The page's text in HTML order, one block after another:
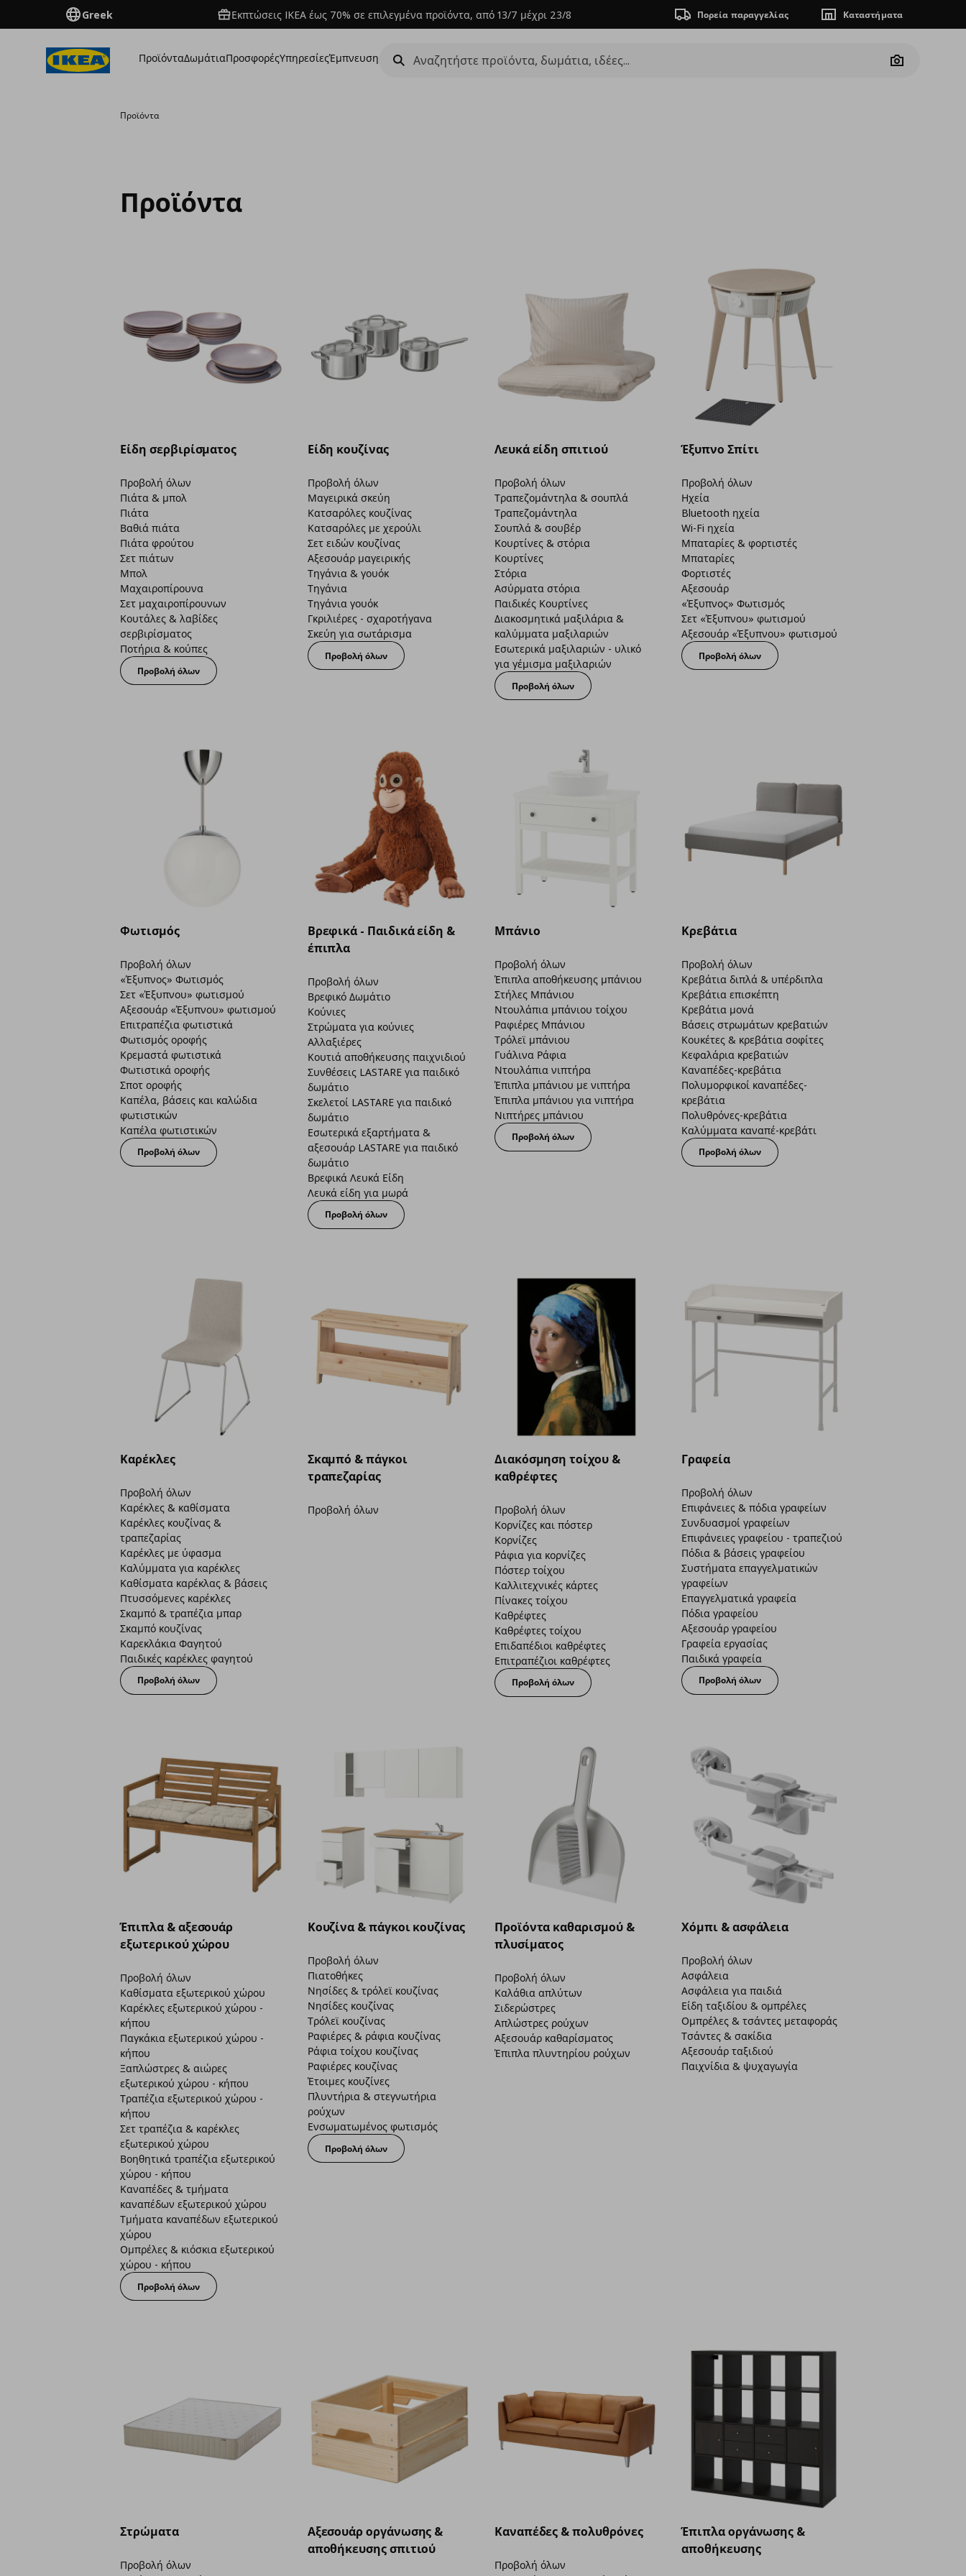
Greek Εκπτώσεις IKEA έως 70% σε επιλεγμένα προϊόντα, από 13/7 μέχρι 23/8 Πορεία παραγγελίας Καταστήματα
ΠροϊόνταΔωμάτιαΠροσφορέςΥπηρεσίεςΈμπνευση
Camera
Προϊόντα
Προϊόντα
Είδη σερβιρίσματος
Προβολή όλων
Πιάτα & μπολ
Πιάτα
Βαθιά πιάτα
Πιάτα φρούτου
Σετ πιάτων
Μπολ
Μαχαιροπίρουνα
Σετ μαχαιροπίρουνων
Κουτάλες & λαβίδες
σερβιρίσματος
Ποτήρια & κούπες
Προβολή όλων
Είδη κουζίνας
Προβολή όλων
Μαγειρικά σκεύη
Κατσαρόλες κουζίνας
Κατσαρόλες με χερούλι
Σετ ειδών κουζίνας
Αξεσουάρ μαγειρικής
Τηγάνια & γουόκ
Τηγάνια
Τηγάνια γουόκ
Γκριλιέρες - σχαροτήγανα
Σκεύη για σωτάρισμα
Προβολή όλων
Λευκά είδη σπιτιού
Προβολή όλων
Τραπεζομάντηλα & σουπλά
Τραπεζομάντηλα
Σουπλά & σουβέρ
Κουρτίνες & στόρια
Κουρτίνες
Στόρια
Ασύρματα στόρια
Παιδικές Κουρτίνες
Διακοσμητικά μαξιλάρια &
καλύμματα μαξιλαριών
Εσωτερικά μαξιλαριών - υλικό
για γέμισμα μαξιλαριών
Προβολή όλων
Έξυπνο Σπίτι
Προβολή όλων
Ηχεία
Bluetooth ηχεία
Wi-Fi ηχεία
Μπαταρίες & φορτιστές
Μπαταρίες
Φορτιστές
Αξεσουάρ
«Έξυπνος» Φωτισμός
Σετ «Έξυπνου» φωτισμού
Αξεσουάρ «Έξυπνου» φωτισμού
Προβολή όλων
Φωτισμός
Προβολή όλων
«Έξυπνος» Φωτισμός
Σετ «Έξυπνου» φωτισμού
Αξεσουάρ «Έξυπνου» φωτισμού
Επιτραπέζια φωτιστικά
Φωτισμός οροφής
Κρεμαστά φωτιστικά
Φωτιστικά οροφής
Σποτ οροφής
Καπέλα, βάσεις και καλώδια
φωτιστικών
Καπέλα φωτιστικών
Προβολή όλων
Βρεφικά - Παιδικά είδη &
έπιπλα
Προβολή όλων
Βρεφικό Δωμάτιο
Κούνιες
Στρώματα για κούνιες
Αλλαξιέρες
Κουτιά αποθήκευσης παιχνιδιού
Συνθέσεις LASTARE για παιδικό
δωμάτιο
Σκελετοί LASTARE για παιδικό
δωμάτιο
Εσωτερικά εξαρτήματα &
αξεσουάρ LASTARE για παιδικό
δωμάτιο
Βρεφικά Λευκά Είδη
Λευκά είδη για μωρά
Προβολή όλων
Μπάνιο
Προβολή όλων
Έπιπλα αποθήκευσης μπάνιου
Στήλες Μπάνιου
Ντουλάπια μπάνιου τοίχου
Ραφιέρες Μπάνιου
Τρόλεϊ μπάνιου
Γυάλινα Ράφια
Ντουλάπια νιπτήρα
Έπιπλα μπάνιου με νιπτήρα
Έπιπλα μπάνιου για νιπτήρα
Νιπτήρες μπάνιου
Προβολή όλων
Κρεβάτια
Προβολή όλων
Κρεβάτια διπλά & υπέρδιπλα
Κρεβάτια επισκέπτη
Κρεβάτια μονά
Βάσεις στρωμάτων κρεβατιών
Κουκέτες & κρεβάτια σοφίτες
Κεφαλάρια κρεβατιών
Καναπέδες-κρεβάτια
Πολυμορφικοί καναπέδες-
κρεβάτια
Πολυθρόνες-κρεβάτια
Καλύμματα καναπέ-κρεβάτι
Προβολή όλων
Καρέκλες
Προβολή όλων
Καρέκλες & καθίσματα
Καρέκλες κουζίνας &
τραπεζαρίας
Καρέκλες με ύφασμα
Καλύμματα για καρέκλες
Καθίσματα καρέκλας & βάσεις
Πτυσσόμενες καρέκλες
Σκαμπό & τραπέζια μπαρ
Σκαμπό κουζίνας
Καρεκλάκια Φαγητού
Παιδικές καρέκλες φαγητού
Προβολή όλων
Σκαμπό & πάγκοι
τραπεζαρίας
Προβολή όλων
Διακόσμηση τοίχου &
καθρέφτες
Προβολή όλων
Κορνίζες και πόστερ
Κορνίζες
Ράφια για κορνίζες
Πόστερ τοίχου
Καλλιτεχνικές κάρτες
Πίνακες τοίχου
Καθρέφτες
Καθρέφτες τοίχου
Επιδαπέδιοι καθρέφτες
Επιτραπέζιοι καθρέφτες
Προβολή όλων
Γραφεία
Προβολή όλων
Επιφάνειες & πόδια γραφείων
Συνδυασμοί γραφείων
Επιφάνειες γραφείου - τραπεζιού
Πόδια & βάσεις γραφείου
Συστήματα επαγγελματικών
γραφείων
Επαγγελματικά γραφεία
Πόδια γραφείου
Αξεσουάρ γραφείου
Γραφεία εργασίας
Παιδικά γραφεία
Προβολή όλων
Έπιπλα & αξεσουάρ
εξωτερικού χώρου
Προβολή όλων
Καθίσματα εξωτερικού χώρου
Καρέκλες εξωτερικού χώρου -
κήπου
Παγκάκια εξωτερικού χώρου -
κήπου
Ξαπλώστρες & αιώρες
εξωτερικού χώρου - κήπου
Τραπέζια εξωτερικού χώρου -
κήπου
Σετ τραπέζια & καρέκλες
εξωτερικού χώρου
Βοηθητικά τραπέζια εξωτερικού
χώρου - κήπου
Καναπέδες & τμήματα
καναπέδων εξωτερικού χώρου
Τμήματα καναπέδων εξωτερικού
χώρου
Ομπρέλες & κιόσκια εξωτερικού
χώρου - κήπου
Προβολή όλων
Κουζίνα & πάγκοι κουζίνας
Προβολή όλων
Πιατοθήκες
Νησίδες & τρόλεϊ κουζίνας
Νησίδες κουζίνας
Τρόλεϊ κουζίνας
Ραφιέρες & ράφια κουζίνας
Ράφια τοίχου κουζίνας
Ραφιέρες κουζίνας
Έτοιμες κουζίνες
Πλυντήρια & στεγνωτήρια
ρούχων
Ενσωματωμένος φωτισμός
Προβολή όλων
Προϊόντα καθαρισμού &
πλυσίματος
Προβολή όλων
Καλάθια απλύτων
Σιδερώστρες
Απλώστρες ρούχων
Αξεσουάρ καθαρίσματος
Έπιπλα πλυντηρίου ρούχων
Χόμπι & ασφάλεια
Προβολή όλων
Ασφάλεια
Ασφάλεια για παιδιά
Είδη ταξιδίου & ομπρέλες
Ομπρέλες & τσάντες μεταφοράς
Τσάντες & σακίδια
Αξεσουάρ ταξιδιού
Παιχνίδια & ψυχαγωγία
Στρώματα
Προβολή όλων
Aξεσουάρ οργάνωσης &
αποθήκευσης σπιτιού
Καναπέδες & πολυθρόνες
Προβολή όλων
Έπιπλα οργάνωσης &
αποθήκευσης